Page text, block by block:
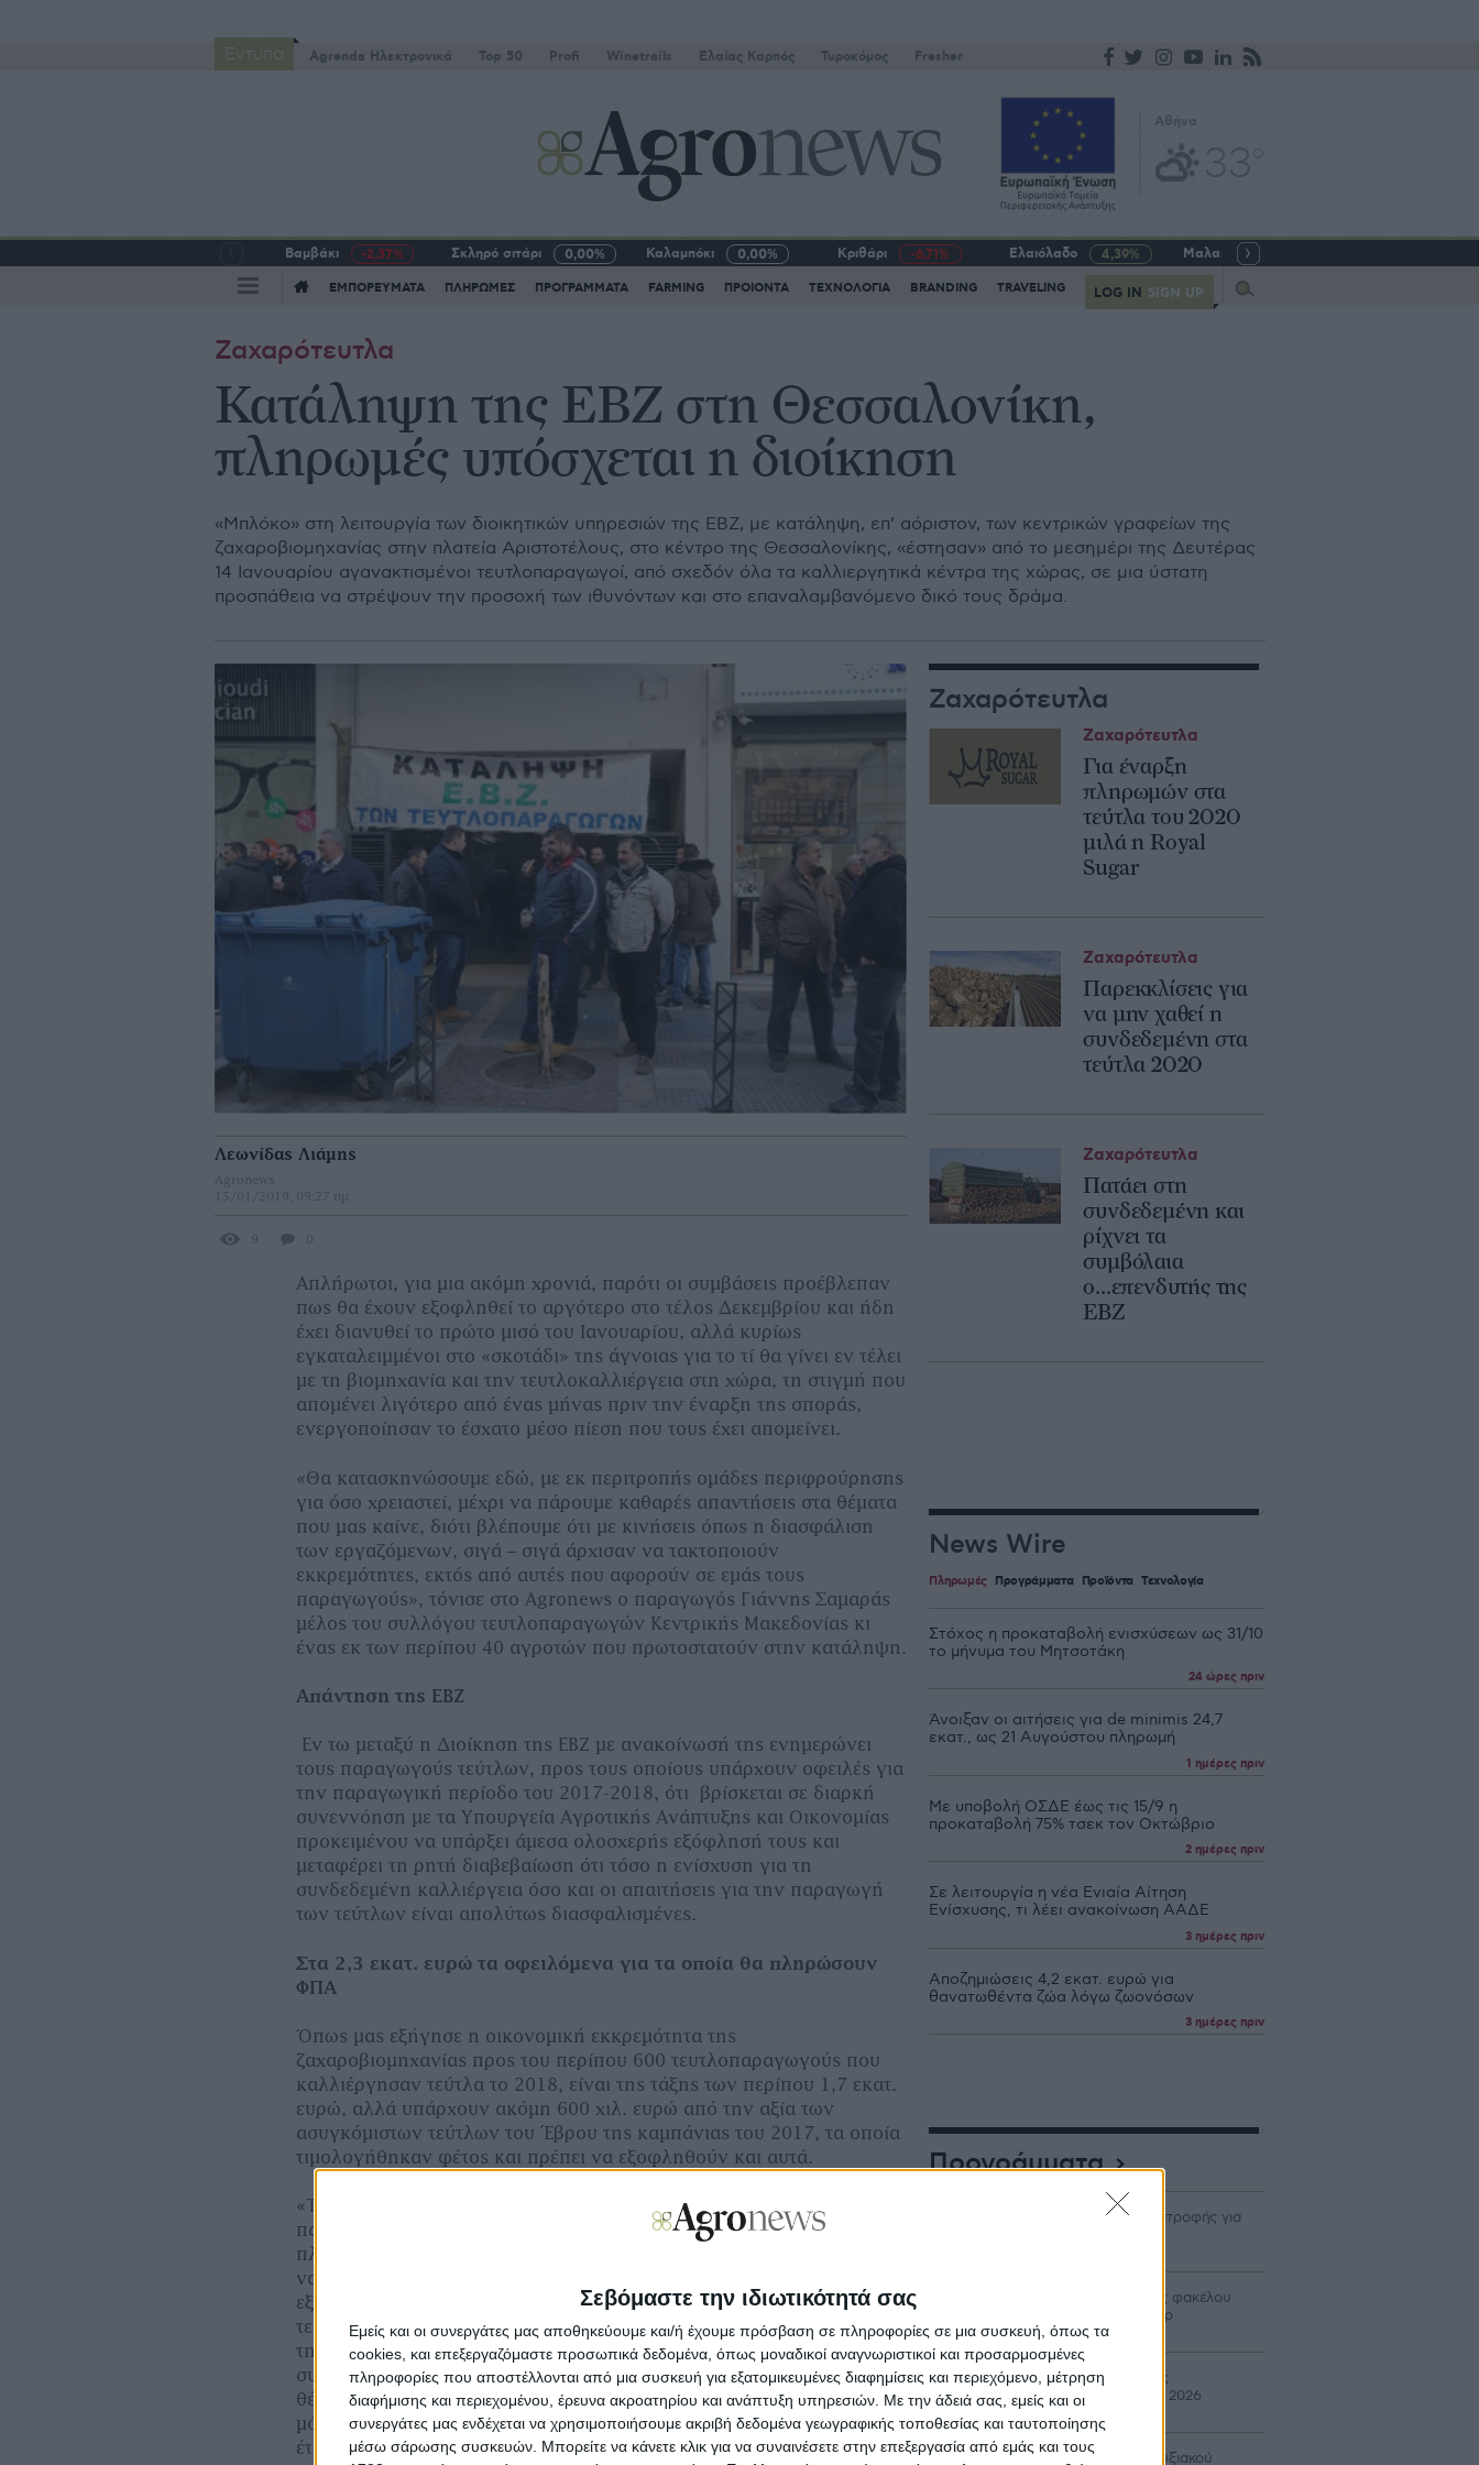
Σεβόμαστε την ιδιωτικότητά σας
Εμείς και οι συνεργάτες μας αποθηκεύουμε και/ή έχουμε πρόσβαση σε πληροφορίες σε μια συσκευή, όπως τα
cookies, και επεξεργαζόμαστε προσωπικά δεδομένα, όπως μοναδικοί αναγνωριστικοί και προσαρμοσμένες
πληροφορίες που αποστέλλονται από μια συσκευή για εξατομικευμένες διαφημίσεις και περιεχόμενο, μέτρηση
διαφήμισης και περιεχομένου, έρευνα ακροατηρίου και ανάπτυξη υπηρεσιών. Με την άδειά σας, εμείς και οι
συνεργάτες μας ενδέχεται να χρησιμοποιήσουμε ακριβή δεδομένα γεωγραφικής τοποθεσίας και ταυτοποίησης
μέσω σάρωσης συσκευών. Μπορείτε να κάνετε κλικ για να συναινέσετε στην επεξεργασία από εμάς και τους
Έντυπα Agrenda Ηλεκτρονικά Top 50 Profi Winetrails Eλαίας Καρπός Τυροκόμος Fresher
Βαμβάκι -2,37% Σκληρό σιτάρι 0,00% Καλαμπόκι 0,00% Κριθάρι -6,71% Ελαιόλαδο 4,39% Μαλακό σιτάρι
ΕΜΠΟΡΕΥΜΑΤΑ ΠΛΗΡΩΜΕΣ ΠΡΟΓΡΑΜΜΑΤΑ FARMING ΠΡΟΙΟΝΤΑ ΤΕΧΝΟΛΟΓΙΑ BRANDING TRAVELING LOG IN SIGN UP
Ζαχαρότευτλα
Κατάληψη της ΕΒΖ στη Θεσσαλονίκη,
πληρωμές υπόσχεται η διοίκηση
«Μπλόκο» στη λειτουργία των διοικητικών υπηρεσιών της ΕΒΖ, με κατάληψη, επ’ αόριστον, των κεντρικών γραφείων της
ζαχαροβιομηχανίας στην πλατεία Αριστοτέλους, στο κέντρο της Θεσσαλονίκης, «έστησαν» από το μεσημέρι της Δευτέρας
14 Ιανουαρίου αγανακτισμένοι τευτλοπαραγωγοί, από σχεδόν όλα τα καλλιεργητικά κέντρα της χώρας, σε μια ύστατη
προσπάθεια να στρέψουν την προσοχή των ιθυνόντων και στο επαναλαμβανόμενο δικό τους δράμα.
Λεωνίδας Λιάμης
Agronews
15/01/2019, 09:27 πμ
9 0
Απλήρωτοι, για μια ακόμη χρονιά, παρότι οι συμβάσεις προέβλεπαν
πως θα έχουν εξοφληθεί το αργότερο στο τέλος Δεκεμβρίου και ήδη
έχει διανυθεί το πρώτο μισό του Ιανουαρίου, αλλά κυρίως
εγκαταλειμμένοι στο «σκοτάδι» της άγνοιας για το τί θα γίνει εν τέλει
με τη βιομηχανία και την τευτλοκαλλιέργεια στη χώρα, τη στιγμή που
απομένει λιγότερο από ένας μήνας πριν την έναρξη της σποράς,
ενεργοποίησαν το έσχατο μέσο πίεση που τους έχει απομείνει.
«Θα κατασκηνώσουμε εδώ, με εκ περιτροπής ομάδες περιφρούρησης
για όσο χρειαστεί, μέχρι να πάρουμε καθαρές απαντήσεις στα θέματα
που μας καίνε, διότι βλέπουμε ότι με κινήσεις όπως η διασφάλιση
των εργαζόμενων, σιγά – σιγά άρχισαν να τακτοποιούν
εκκρεμότητες, εκτός από αυτές που αφορούν σε εμάς τους
παραγωγούς», τόνισε στο Agronews ο παραγωγός Γιάννης Σαμαράς
μέλος του συλλόγου τευτλοπαραγωγών Κεντρικής Μακεδονίας κι
ένας εκ των περίπου 40 αγροτών που πρωτοστατούν στην κατάληψη.
Απάντηση της ΕΒΖ
Εν τω μεταξύ η Διοίκηση της ΕΒΖ με ανακοίνωσή της ενημερώνει
τους παραγωγούς τεύτλων, προς τους οποίους υπάρχουν οφειλές για
την παραγωγική περίοδο του 2017-2018, ότι βρίσκεται σε διαρκή
συνεννόηση με τα Υπουργεία Αγροτικής Ανάπτυξης και Οικονομίας
προκειμένου να υπάρξει άμεσα ολοσχερής εξόφλησή τους και
μεταφέρει τη ρητή διαβεβαίωση ότι τόσο η ενίσχυση για τη
συνδεδεμένη καλλιέργεια όσο και οι απαιτήσεις για την παραγωγή
των τεύτλων είναι απολύτως διασφαλισμένες.
Στα 2,3 εκατ. ευρώ τα οφειλόμενα για τα οποία θα πληρώσουν
ΦΠΑ
Όπως μας εξήγησε η οικονομική εκκρεμότητα της
ζαχαροβιομηχανίας προς του περίπου 600 τευτλοπαραγωγούς που
καλλιέργησαν τεύτλα το 2018, είναι της τάξης των περίπου 1,7 εκατ.
ευρώ, αλλά υπάρχουν ακόμη 600 χιλ. ευρώ από την αξία των
ασυγκόμιστων τεύτλων του Έβρου της καμπάνιας του 2017, τα οποία
τιμολογήθηκαν φέτος και πρέπει να εξοφληθούν και αυτά.
«Το πρόβλημα είναι μεγάλο, διότι με την τιμολόγηση της
παραγωγής, φετινής και των ασυγκόμιστων, φαίνεται πως έχουμε
πληρωθεί και ως εκ τούτου μέχρι το τέλος του Ιανουαρίου θα πρέπει
να πληρώσουμε το ΦΠΑ, για χρήματα που δεν έχουμε πάρει»,
εξήγησε με αγανάκτηση ο κ. Σαμαράς. Πρόσθεσε μάλιστα, πως η
τελευταία ενημέρωση που υπήρξε από κάποια επίσημα χείλη, ήταν
την εβδομάδα μεταξύ Χριστουγέννων και Πρωτοχρονιάς, σε
συνάντηση με τον αναπληρωτή υπουργό Οικονομίας, αρμόδιο για
θέματα βιομηχανίας, Στέργιο Πιτσιόρλα, ο οποίος «μας είπε πως
μόλις κατατεθεί το σχέδιο εξυγίανσης στο δικαστήριο, τότε θα είμαι
έτοιμος να σας πω πότε θα πληρωθείτε».
Ζαχαρότευτλα
Για έναρξη
πληρωμών στα
τεύτλα του 2020
μιλά η Royal
Sugar
Ζαχαρότευτλα
Παρεκκλίσεις για
να μην χαθεί η
συνδεδεμένη στα
τεύτλα 2020
Ζαχαρότευτλα
Πατάει στη
συνδεδεμένη και
ρίχνει τα
συμβόλαια
ο...επενδυτής της
ΕΒΖ
Ζαχαρότευτλα
News Wire
Πληρωμές Προγράμματα Προϊόντα Τεχνολογία
Στόχος η προκαταβολή ενισχύσεων ως 31/10
το μήνυμα του Μητσοτάκη
24 ώρες πριν
Άνοιξαν οι αιτήσεις για de minimis 24,7
εκατ., ως 21 Αυγούστου πληρωμή
1 ημέρες πριν
Με υποβολή ΟΣΔΕ έως τις 15/9 η
προκαταβολή 75% τσεκ τον Οκτώβριο
2 ημέρες πριν
Σε λειτουργία η νέα Ενιαία Αίτηση
Ενίσχυσης, τι λέει ανακοίνωση ΑΑΔΕ
3 ημέρες πριν
Αποζημιώσεις 4,2 εκατ. ευρώ για
θανατωθέντα ζώα λόγω ζωονόσων
3 ημέρες πριν
Προγράμματα
Μηχανισμό κεφαλαιακής επιστροφής για
Μερίδιο έως 40% σε δαπάνες φακέλου
στον Αναπτυξιακό για τρακτέρ
Καταβολή 24,8 εκατ. β’ δόσης
επιστροφής ΕΦΚ πετρελαίου 2026
Άνοιξε ο νέος κύκλος Αναπτυξιακού